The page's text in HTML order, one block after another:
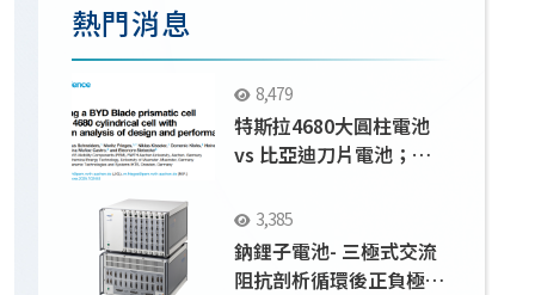
熱門消息
8,479
特斯拉4680大圓柱電池
vs 比亞迪刀片電池；
3,385
鈉鋰子電池- 三極式交流
阻抗剖析循環後正負極界